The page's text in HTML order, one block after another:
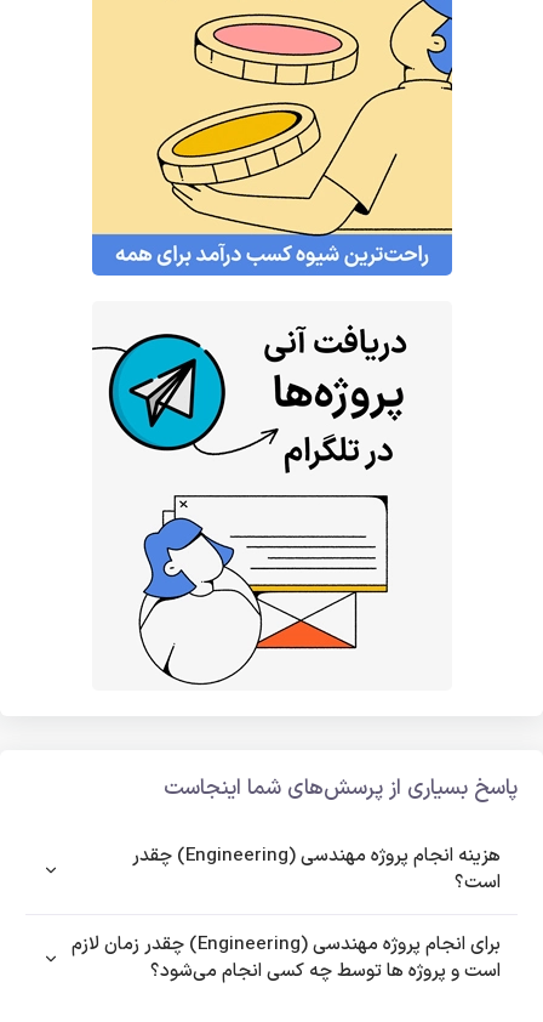
پاسخ بسیاری از پرسش‌های شما اینجاست
هزینه انجام پروژه مهندسی (Engineering) چقدر
است؟
برای انجام پروژه مهندسی (Engineering) چقدر زمان لازم
است و پروژه ها توسط چه کسی انجام می‌شود؟